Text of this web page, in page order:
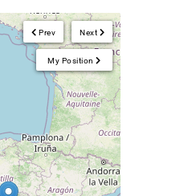
Next
Prev
My Position